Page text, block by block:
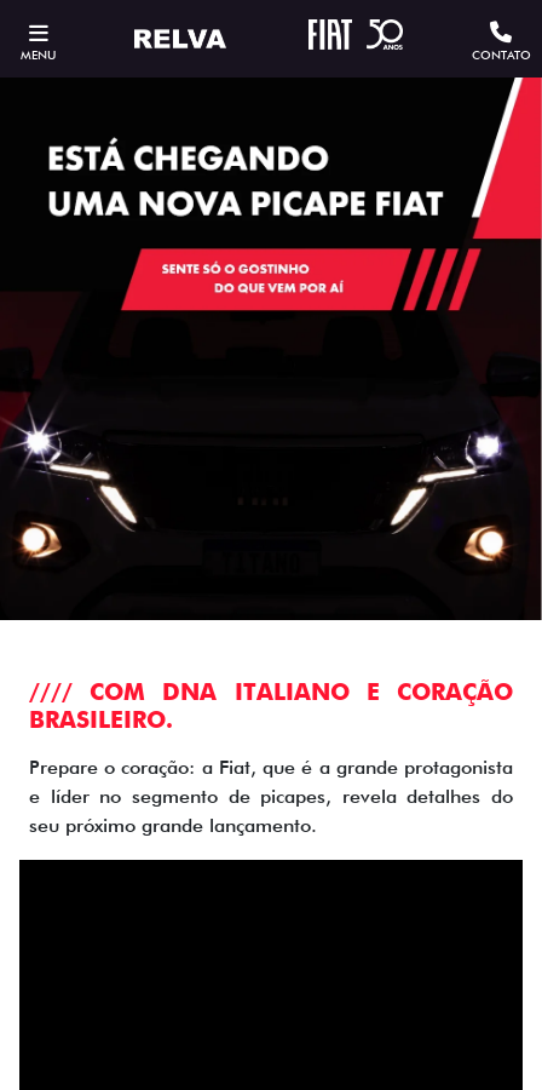
MENU CONTATO
//// COM DNA ITALIANO E CORAÇÃO
BRASILEIRO.
Prepare o coração: a Fiat, que é a grande protagonista
e líder no segmento de picapes, revela detalhes do
seu próximo grande lançamento.